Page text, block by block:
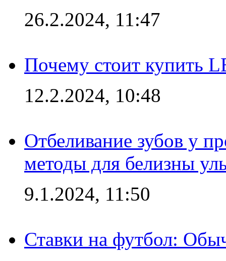
26.2.2024, 11:47
Почему стоит купить
12.2.2024, 10:48
Отбеливание зубов у
методы для белизны
9.1.2024, 11:50
Ставки на футбол: